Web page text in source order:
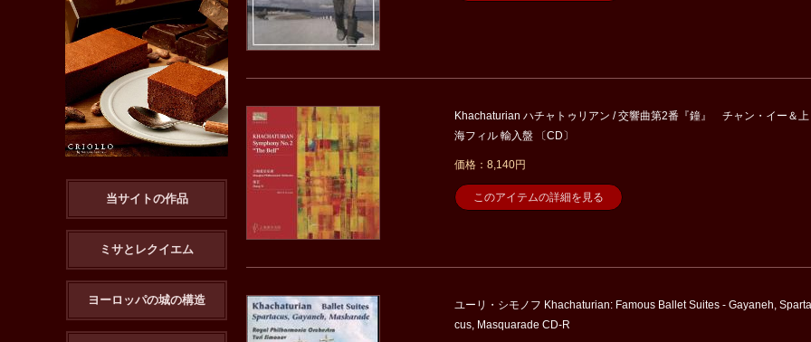
Khachaturian ハチャトゥリアン / 交響曲第2番『鐘』 チャン・イー＆上
海フィル 輸入盤 〔CD〕
価格：8,140円
このアイテムの詳細を見る
ユーリ・シモノフ Khachaturian: Famous Ballet Suites - Gayaneh, Sparta
cus, Masquarade CD-R
当サイトの作品
ミサとレクイエム
ヨーロッパの城の構造